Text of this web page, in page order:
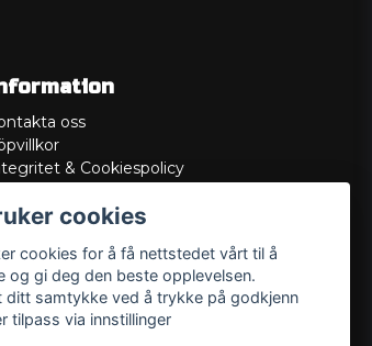
oss
& Cookiespolicy
Garanti
oss
cookies
cookies for å få nettstedet vårt til å
og gi deg den beste opplevelsen.
ditt samtykke ved å trykke på godkjenn
tilpass via innstillinger